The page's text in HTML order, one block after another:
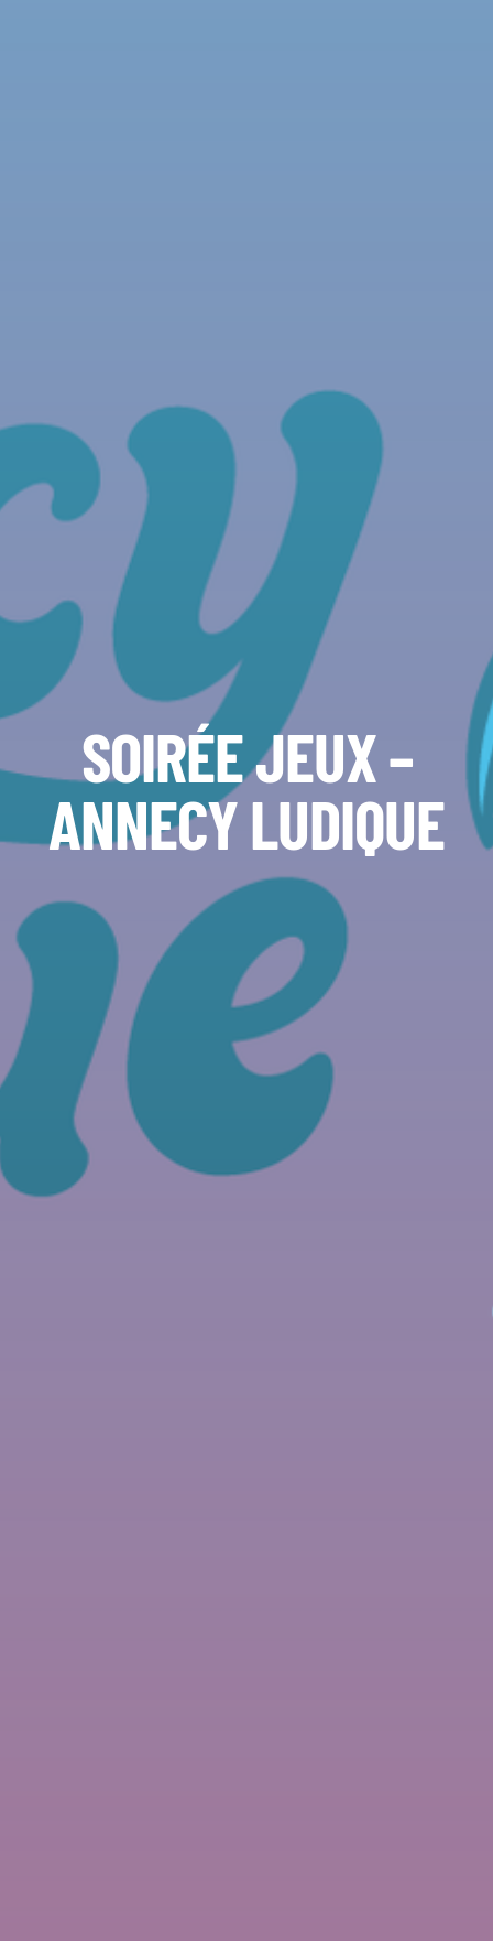
SOIRÉE JEUX –
ANNECY LUDIQUE